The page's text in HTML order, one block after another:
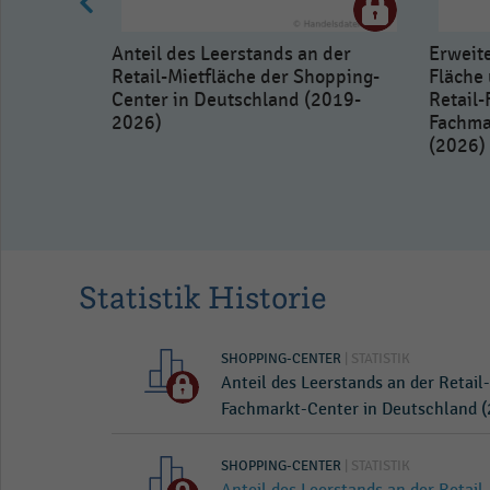
Anteil des Leerstands an der
Retail-Mietfläche der Shopping-
Center in Deutschland (2019-
2026)
(2026)
Statistik Historie
SHOPPING-CENTER | STATISTIK
Anteil des Leerstands an der
Fachmarkt-Center in Deutschland
SHOPPING-CENTER | STATISTIK